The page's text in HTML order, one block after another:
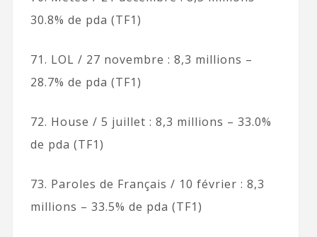
30.8% de pda (TF1)
71. LOL / 27 novembre : 8,3 millions –
28.7% de pda (TF1)
72. House / 5 juillet : 8,3 millions – 33.0%
de pda (TF1)
73. Paroles de Français / 10 février : 8,3
millions – 33.5% de pda (TF1)